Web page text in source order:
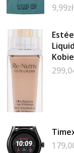
9,99zł